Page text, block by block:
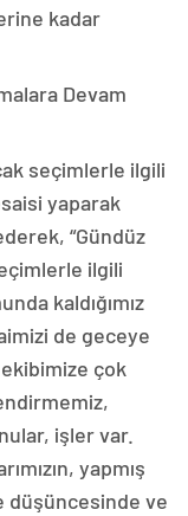
kadar
Devam
seçimlerle ilgili
yaparak
“Gündüz
ilgili
kaldığımız
de geceye
çok
işler var.
yapmış
düşüncesinde ve